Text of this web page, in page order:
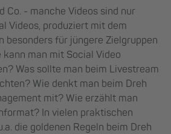
Co. - manche Videos sind nur
Videos, produziert mit dem
besonders für jüngere Zielgruppen
kann man mit Social Video
Was sollte man beim Livestream
Wie denkt man beim Dreh
mit? Wie erzählt man
In vielen praktischen
die goldenen Regeln beim Dreh